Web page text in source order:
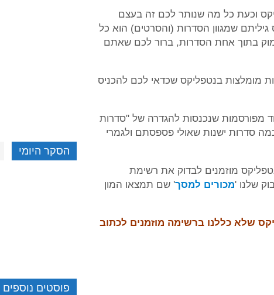
וכעת כל מה שנותר לכם זה בעצם
שמגוון הסדרות (והסרטים) הוא כל
בתוך אחת הסדרות, ברור לכם שאתם
קצת על החיים שלכם, ריכזנו בפוסט רשימה של 20 סדרות מומלצות בנטפליקס שכדאי לכם להכניס
מפורסמות שנכנסות להגדרה של "סדרות
סדרות ישנות שאולי פספסתם ולגמרי
מוזמנים לבדוק את רשימת
מכורים למסך' שם תמצאו המון
שלא כללנו ברשימה מוזמנים לכתוב
הסקר היומי
פוסטים נוספים